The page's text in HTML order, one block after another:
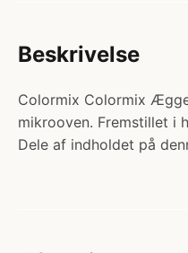
Beskrivelse
Colormix Colormix
mikrooven. Fremstillet i
Dele af indholdet på